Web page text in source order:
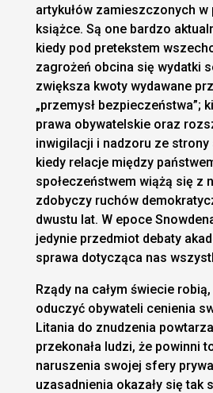
artykułów zamieszczonych w
książce. Są one bardzo
kiedy pod pretekstem
zagrożeń obcina się wydatki
zwiększa kwoty wydawane
„przemysł bezpieczeństwa”;
prawa obywatelskie oraz
inwigilacji i nadzoru ze strony
kiedy relacje między
społeczeństwem wiążą się z
zdobyczy ruchów
dwustu lat. W epoce
jedynie przedmiot debaty
sprawa dotycząca nas
Rządy na całym świecie
oduczyć obywateli cenienia
Litania do znudzenia
przekonała ludzi, że powinni
naruszenia swojej sfery
uzasadnienia okazały się tak